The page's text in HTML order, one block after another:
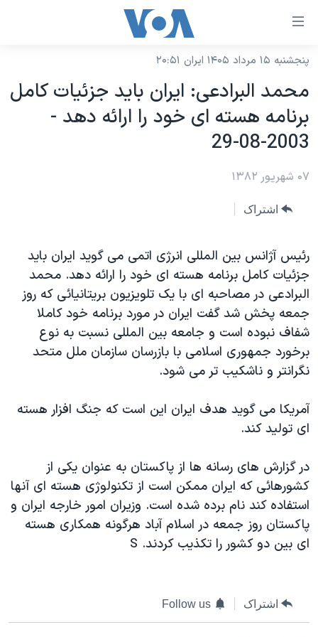
لینکهای
دسترسی
جهش
محتوای
اصلی
صفحه
به
جستجو
نسخه سبک وب‌سایت
موضوع ها
آمریکا
جهان
گزیده‌ها
ویژه برنامه‌ها
ویدیوها
فرهنگ و زندگی
حقوق شهروندی
علم و فناوری
اسرائیل در جنگ
گالری عکس
آرشیو پخش زنده
برنامه های تلویزیونی
جدول برنامه ها
صفحه‌های ویژه
عملیات خشم حماسی
۲۵۰سالگی آمریکا
بایگانی برنامه‌های تلویزیونی
مستندها
انتخابات ریاست جمهوری آمریکا ۲۰۲۴
رمز مهسا
ورزش زنان در ایران
اعتراضات زن، زندگی، آزادی
مجموعه مستندهای دادخواهی
تریبونال مردمی آبان ۹۸
دادگاه حمید نوری
اعتراضات مردمی آبان ۹۸
پخش رادیویی
یادگیری زبان انگلیسی
دنبال کنید
زبانهای مختلف
پنجشنبه ۱۵ مرداد ۱۴۰۵ ایران ۲۰:۵۱
محمد البرادعی: ايران بايد جزئيات کامل
برنامه هسته ای خود را ارائه دهد -
2003-08-29
۰۷ شهریور ۱۳۸۲
اشتراک
رئيس آژانس بين المللی انرژی اتمی می گويد ايران بايد
جزئيات کامل برنامه هسته ای خود را ارائه دهد. محمد
البرادعی در مصاحبه ای با يک تلويزيون بريتانيائی که روز
جمعه پخش شد گفت ايران در مورد برنامه خود کاملا
شفاف نبوده است و جامعه بين المللی نسبت به نوع
برخورد جمهوری اسلامی با بازرسان سازمان ملل متحد
نگرانتر و ناشکيب تر می شود.
آمريکا می گويد هدف ايران اين است که جنگ افزار هسته
ای توليد کند.
در گزارش های رسانه ها از پاکستان به عنوان يکی از
کشورهائی که ايران ممکن است از تکنولوژی هسته ای آنها
استفاده کند نام برده شده است. وزيران امور خارجه ايران و
پاکستان روز جمعه در اسلام آباد هرگونه همکاری هسته
ای بين دو کشور را تکذيب کردند. S
اشتراک Follow us